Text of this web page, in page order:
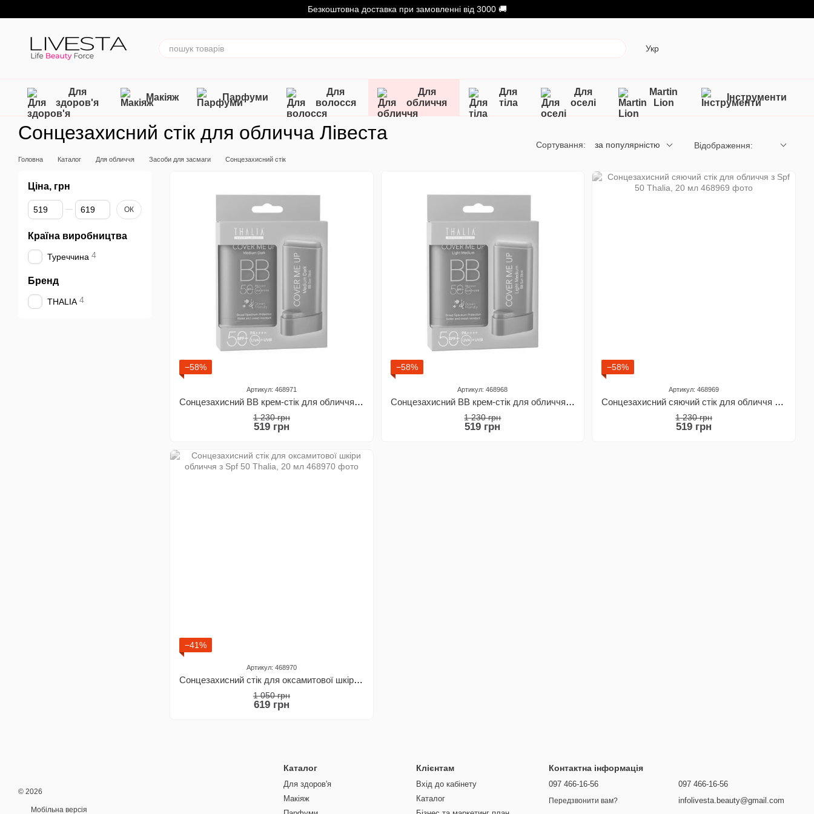
Безкоштовна доставка при замовленні від 3000 🚚
Укр
Для
здоров'я
Макіяж Парфуми
Для
волосся
Для
обличчя
Для
тіла
Для
оселі
Martin
Lion
Інструменти
Сонцезахисний стік для обличча Лівеста
Головна Каталог Для обличчя Засоби для засмаги Сонцезахисний стік
Сортування: за популярністю Відображення:
−58%
Артикул: 468971
Сонцезахисний ВВ крем-стік для обличчя з Spf 50 Thalia Medium Dark, 20 мл
1 230 грн
519 грн
−58%
Артикул: 468968
Сонцезахисний ВВ крем-стік для обличчя з Spf 50 Thalia Light Medium, 20 мл
1 230 грн
519 грн
−58%
Артикул: 468969
Сонцезахисний сяючий стік для обличчя з Spf 50 Thalia, 20 мл
1 230 грн
519 грн
−41%
Артикул: 468970
Сонцезахисний стік для оксамитової шкіри обличчя з Spf 50 Thalia, 20 мл
1 050 грн
619 грн
Ціна, грн
Від Ціна, грн
До Ціна, грн ОК
Країна виробництва
Туреччина 4
Бренд
THALIA 4
© 2026
Мобільна версія
Каталог
Для здоров'я
Макіяж
Клієнтам
Вхід до кабінету
Каталог
Контактна інформація
097 466-16-56
Передзвонити вам?
097 466-16-56
infolivesta.beauty@gmail.com